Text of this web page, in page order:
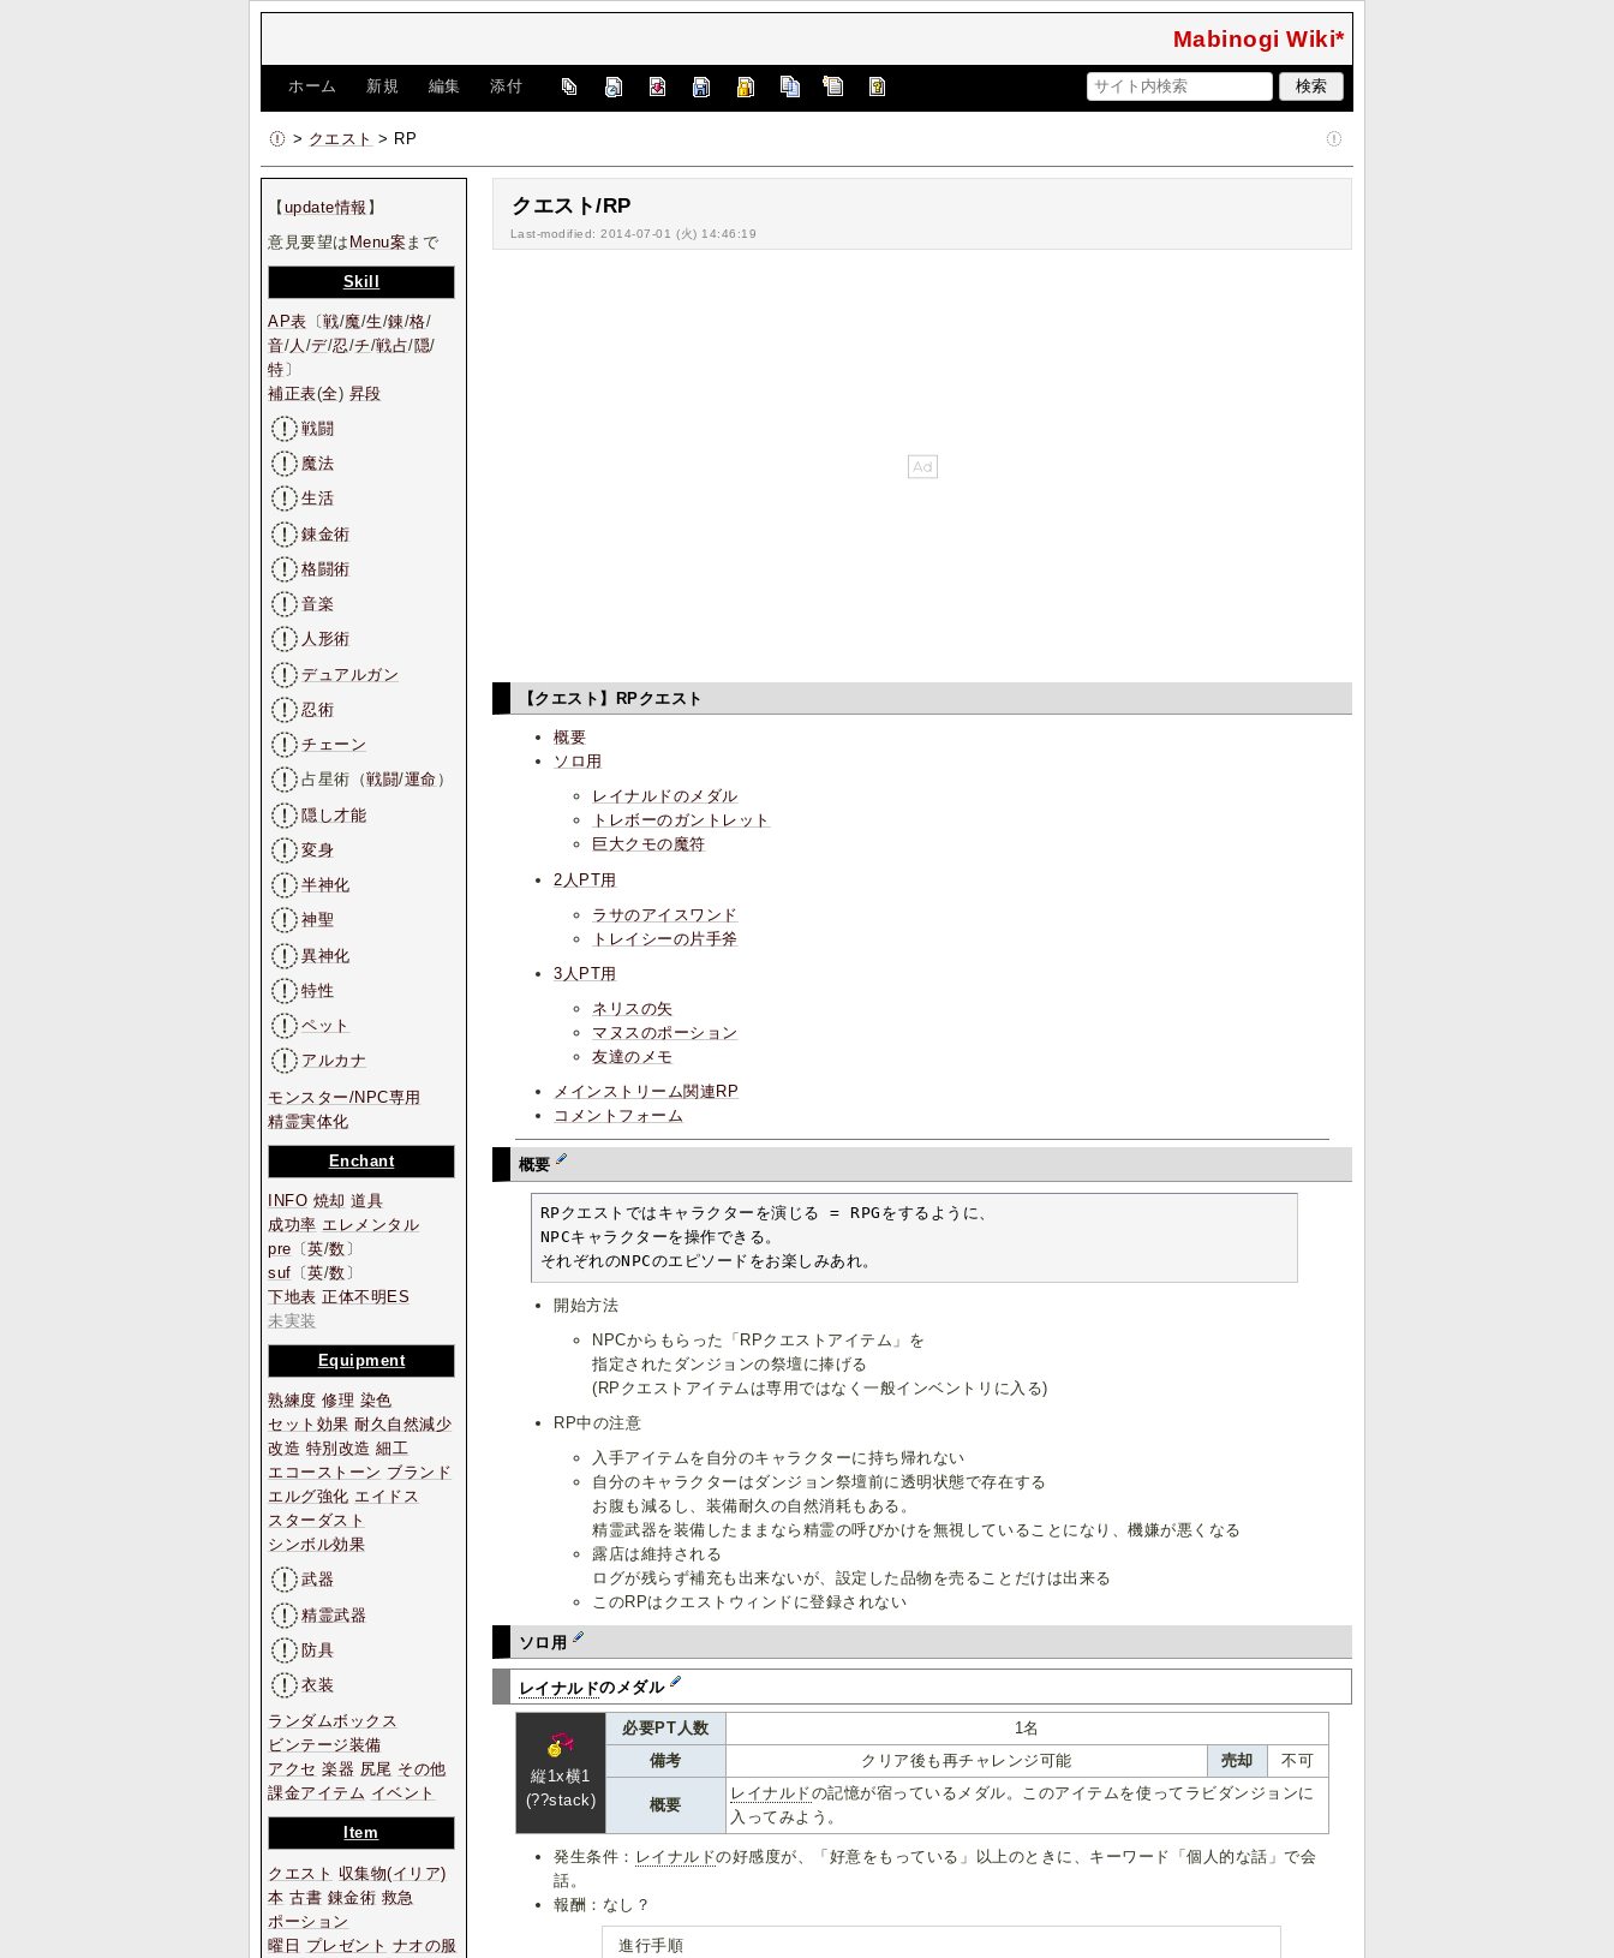
Mabinogi Wiki*
ホーム 新規 編集 添付
> クエスト > RP
クエスト/RP
Last-modified: 2014-07-01 (火) 14:46:19
【クエスト】RPクエスト
概要
ソロ用
レイナルドのメダル
トレボーのガントレット
巨大クモの魔符
2人PT用
ラサのアイスワンド
トレイシーの片手斧
3人PT用
ネリスの矢
マヌスのポーション
友達のメモ
メインストリーム関連RP
コメントフォーム
概要
RPクエストではキャラクターを演じる = RPGをするように、
NPCキャラクターを操作できる。
それぞれのNPCのエピソードをお楽しみあれ。
開始方法
NPCからもらった「RPクエストアイテム」を
指定されたダンジョンの祭壇に捧げる
(RPクエストアイテムは専用ではなく一般インベントリに入る)
RP中の注意
入手アイテムを自分のキャラクターに持ち帰れない
自分のキャラクターはダンジョン祭壇前に透明状態で存在する
お腹も減るし、装備耐久の自然消耗もある。
精霊武器を装備したままなら精霊の呼びかけを無視していることになり、機嫌が悪くなる
露店は維持される
ログが残らず補充も出来ないが、設定した品物を売ることだけは出来る
このRPはクエストウィンドに登録されない
ソロ用
レイナルドのメダル
縦1x横1
(??stack)
必要PT人数
1名
備考
クリア後も再チャレンジ可能 売却 不可
概要
レイナルドの記憶が宿っているメダル。このアイテムを使ってラビダンジョンに
入ってみよう。
発生条件： レイナルドの好感度が、「好意をもっている」以上のときに、キーワード「個人的な話」で会
話。
報酬：なし？
進行手順
【update情報 】
意見要望は Menu案 まで
Skill
AP表 〔戦/魔/生/錬/格/
音/ 人 /デ/忍/チ/戦占/隠/
特 〕
補正表(全) 昇段
戦闘
魔法
生活
錬金術
格闘術
音楽
人形術
デュアルガン
忍術
チェーン
占星術（戦闘/運命 ）
隠し才能
変身
半神化
神聖
異神化
特性
ペット
アルカナ
モンスター/NPC専用
精霊実体化
Enchant
INFO 焼却 道具
成功率 エレメンタル
pre 〔英/数 〕
suf 〔英/数 〕
下地表 正体不明ES
未実装
Equipment
熟練度 修理 染色
セット効果 耐久自然減少
改造 特別改造 細工
エコーストーン ブランド
エルグ強化 エイドス
スターダスト
シンボル効果
武器
精霊武器
防具
衣装
ランダムボックス
ビンテージ装備
アクセ 楽器 尻尾 その他
課金アイテム イベント
Item
クエスト 収集物(イリア)
本 古書 錬金術 救急
ポーション
曜日 プレゼント ナオの服